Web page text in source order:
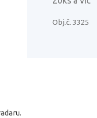
Obj.č. 3325